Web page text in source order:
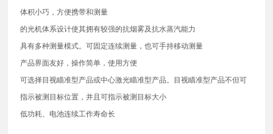
体积小巧，方便携带和测量
的光机体系设计使其拥有较强的抗烟雾及抗水蒸汽能力
具有多种测量模式。可固定连续测量，也可手持移动测量
产品界面友好，操作简单，使用方便
可选择目视瞄准型产品或中心激光瞄准型产品。目视瞄准型产品不但可
指示被测目标位置，并且可指示被测目标大小
低功耗、电池连续工作寿命长